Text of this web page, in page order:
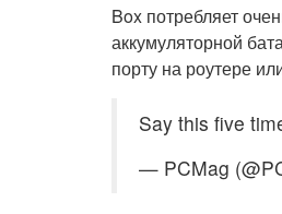
Box потребляет
аккумуляторной
порту на роутере
Say this five
— PCMag